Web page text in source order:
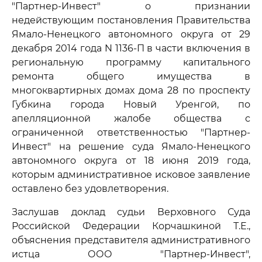
"Партнер-Инвест" о признании
недействующим постановления Правительства
Ямало-Ненецкого автономного округа от 29
декабря 2014 года N 1136-П в части включения в
региональную программу капитального
ремонта общего имущества в
многоквартирных домах дома 28 по проспекту
Губкина города Новый Уренгой, по
апелляционной жалобе общества с
ограниченной ответственностью "Партнер-
Инвест" на решение суда Ямало-Ненецкого
автономного округа от 18 июня 2019 года,
которым административное исковое заявление
оставлено без удовлетворения.
Заслушав доклад судьи Верховного Суда
Российской Федерации Корчашкиной Т.Е.,
объяснения представителя административного
истца ООО "Партнер-Инвест",